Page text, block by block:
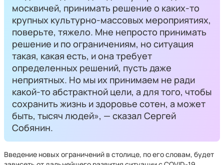
москвичей, принимать решение о каких-то
крупных культурно-массовых мероприятиях,
поверьте, тяжело. Мне непросто принимать
решение и по ограничениям, но ситуация
такая, какая есть, и она требует
определенных решений, пусть даже
неприятных. Но мы их принимаем не ради
какой-то абстрактной цели, а для того, чтобы
сохранить жизнь и здоровье сотен, а может
быть, тысяч людей», — сказал Сергей
Собянин.
Введение новых ограничений в столице, по его словам, будет